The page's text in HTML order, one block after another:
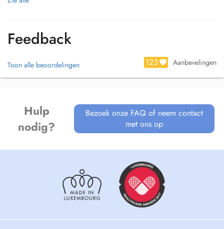
Post Gradue en Chirurgie Oral et Dents Inclus (sagesse) / Pos
Graduada em Cirurgia Oral e Dentes Inclusos
Feedback
Toon alle beoordelingen 123 Aanbevelingen
Hulp
nodig?
Bezoek onze FAQ of neem contact
met ons op